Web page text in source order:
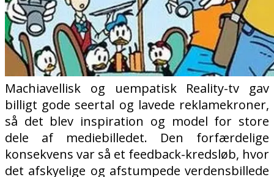
Machiavellisk og uempatisk Reality-tv gav
billigt gode seertal og lavede reklamekroner,
så det blev inspiration og model for store
dele af mediebilledet.
Den forfærdelige
konsekvens var så et feedback-kredsløb, hvor
det afskyelige og afstumpede verdensbillede